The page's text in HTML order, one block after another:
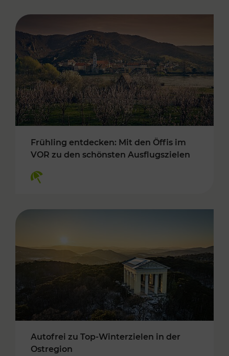
Frühling entdecken: Mit den Öffis im
VOR zu den schönsten Ausflugszielen
Autofrei zu Top-Winterzielen in der
Ostregion